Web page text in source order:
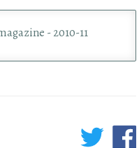
- 2010-11